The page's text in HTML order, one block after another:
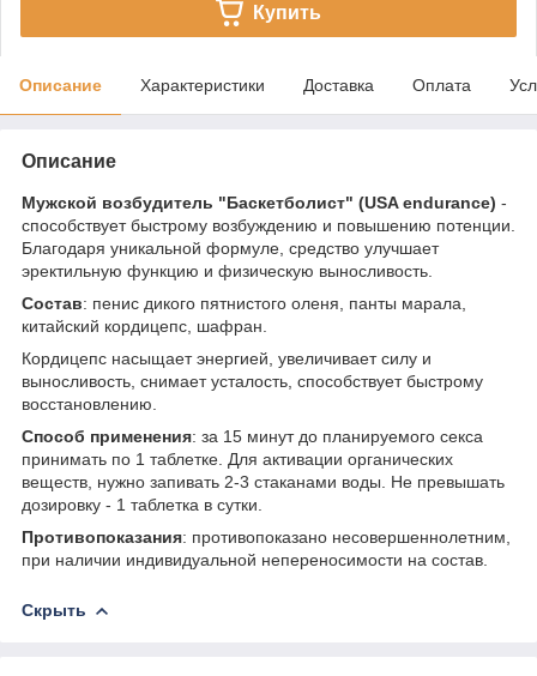
Купить
Описание Характеристики Доставка Оплата
Описание
Мужской возбудитель "Баскетболист" (USA endurance) -
способствует быстрому возбуждению и повышению потенции.
Благодаря уникальной формуле, средство улучшает
эректильную функцию и физическую выносливость.
Состав: пенис дикого пятнистого оленя, панты марала,
китайский кордицепс, шафран.
Кордицепс насыщает энергией, увеличивает силу и
выносливость, снимает усталость, способствует быстрому
восстановлению.
Способ применения: за 15 минут до планируемого секса
принимать по 1 таблетке. Для активации органических
веществ, нужно запивать 2-3 стаканами воды. Не превышать
дозировку - 1 таблетка в сутки.
Противопоказания: противопоказано несовершеннолетним,
при наличии индивидуальной непереносимости на состав.
Скрыть